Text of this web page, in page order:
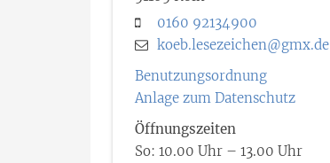
0160 92134900
koeb.lesezeichen@gmx.de
Benutzungsordnung
Anlage zum Datenschutz
Öffnungszeiten
So: 10.00 Uhr – 13.00 Uhr